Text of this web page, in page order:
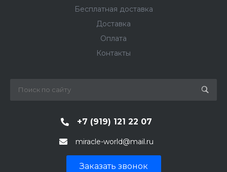
Бесплатная доставка
Доставка
Оплата
Контакты
+7 (919) 121 22 07
miracle-world@mail.ru
Заказать звонок